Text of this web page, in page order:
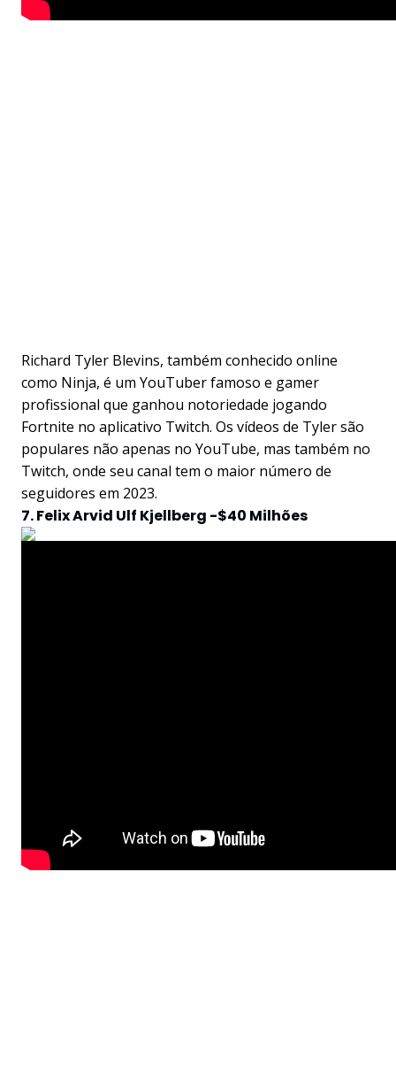
Richard Tyler Blevins, também conhecido online
como Ninja, é um YouTuber famoso e gamer
profissional que ganhou notoriedade jogando
Fortnite no aplicativo Twitch. Os vídeos de Tyler são
populares não apenas no YouTube, mas também no
Twitch, onde seu canal tem o maior número de
seguidores em 2023.
7. Felix Arvid Ulf Kjellberg -$40 Milhões